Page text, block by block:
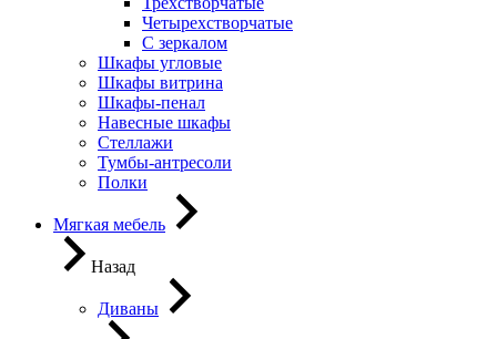
Четырехстворчатые
С зеркалом
Шкафы угловые
Шкафы витрина
Шкафы-пенал
Навесные шкафы
Стеллажи
Тумбы-антресоли
Полки
Мягкая мебель
Назад
Диваны